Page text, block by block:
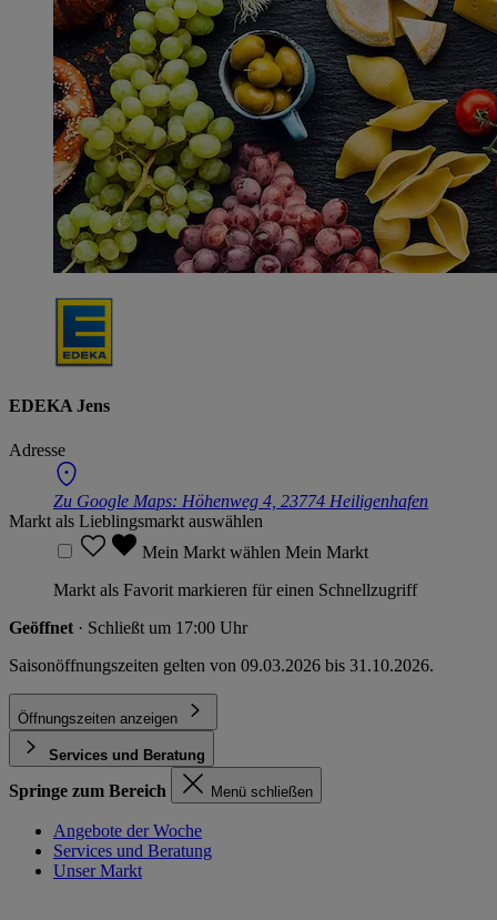
EDEKA Jens
Adresse
Zu Google Maps: Höhenweg 4, 23774 Heiligenhafen
Markt als Lieblingsmarkt auswählen
Mein Markt wählen Mein Markt
Markt als Favorit markieren für einen Schnellzugriff
Geöffnet · Schließt um 17:00 Uhr
Saisonöffnungszeiten gelten von 09.03.2026 bis 31.10.2026.
Öffnungszeiten anzeigen
Services und Beratung
Springe zum Bereich Menü schließen
Angebote der Woche
Services und Beratung
Unser Markt